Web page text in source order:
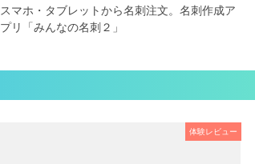
スマホ・タブレットから名刺注文。名刺作成ア
プリ「みんなの名刺２」
体験レビュー